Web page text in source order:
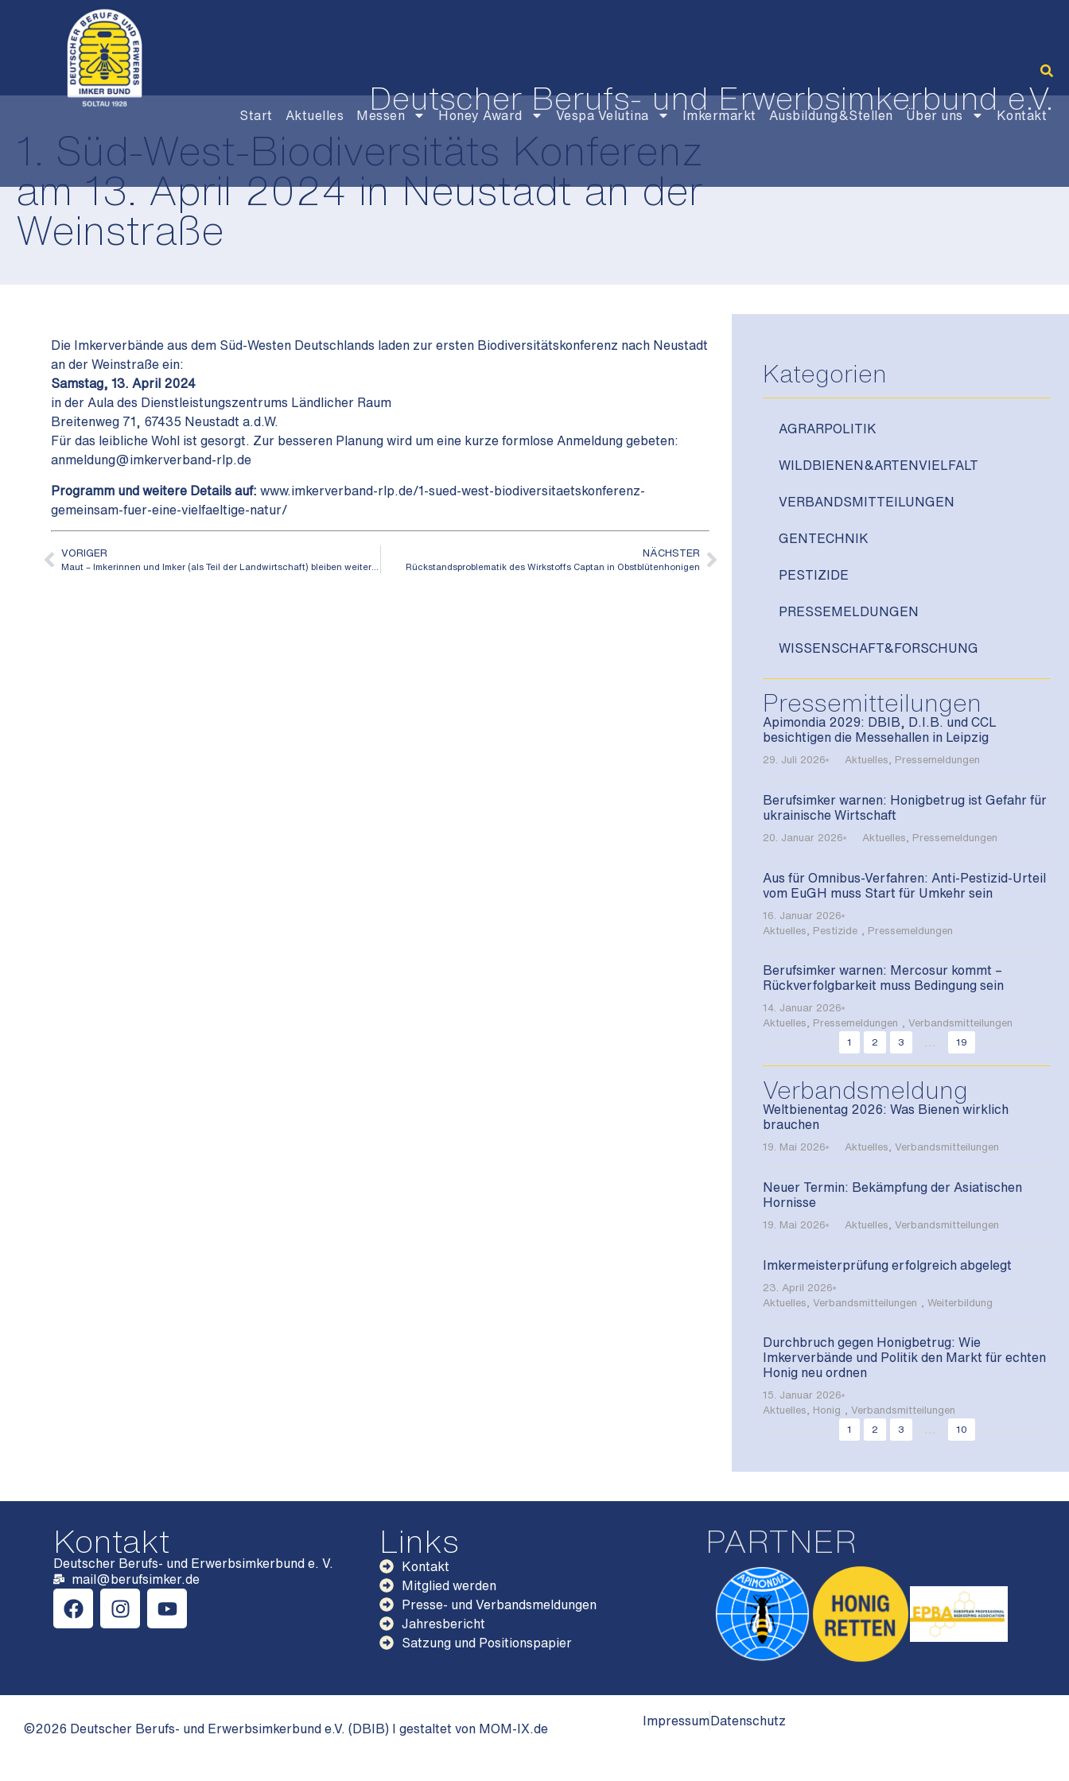
Deutscher Berufs- und Erwerbsimkerbund e.V.
Start Aktuelles Messen Honey Award Vespa Velutina Imkermarkt Ausbildung&Stellen Über uns Kontakt
1. Süd-West-Biodiversitäts Konferenz
am 13. April 2024 in Neustadt an der
Weinstraße
Die Imkerverbände aus dem Süd-Westen Deutschlands laden zur ersten Biodiversitätskonferenz nach Neustadt
an der Weinstraße ein:
Samstag, 13. April 2024
in der Aula des Dienstleistungszentrums Ländlicher Raum
Breitenweg 71, 67435 Neustadt a.d.W.
Für das leibliche Wohl ist gesorgt. Zur besseren Planung wird um eine kurze formlose Anmeldung gebeten:
anmeldung@imkerverband-rlp.de
Programm und weitere Details auf:www.imkerverband-rlp.de/1-sued-west-biodiversitaetskonferenz-
gemeinsam-fuer-eine-vielfaeltige-natur/
VORIGER
Maut – Imkerinnen und Imker (als Teil der Landwirtschaft) bleiben weiter befreit
NÄCHSTER
Rückstandsproblematik des Wirkstoffs Captan in Obstblütenhonigen
Kategorien
AGRARPOLITIK
WILDBIENEN&ARTENVIELFALT
VERBANDSMITTEILUNGEN
GENTECHNIK
PESTIZIDE
PRESSEMELDUNGEN
WISSENSCHAFT&FORSCHUNG
Pressemitteilungen
Apimondia 2029: DBIB, D.I.B. und CCL
besichtigen die Messehallen in Leipzig
29. Juli 2026 Aktuelles Pressemeldungen
Berufsimker warnen: Honigbetrug ist Gefahr für
ukrainische Wirtschaft
20. Januar 2026 Aktuelles Pressemeldungen
Aus für Omnibus-Verfahren: Anti-Pestizid-Urteil
vom EuGH muss Start für Umkehr sein
16. Januar 2026
Aktuelles
Pestizide Pressemeldungen
Berufsimker warnen: Mercosur kommt –
Rückverfolgbarkeit muss Bedingung sein
14. Januar 2026
Aktuelles
Pressemeldungen ,Verbandsmitteilungen
1
2 3 19
Verbandsmeldung
Weltbienentag 2026: Was Bienen wirklich
brauchen
19. Mai 2026 Aktuelles ,Verbandsmitteilungen
Neuer Termin: Bekämpfung der Asiatischen
Hornisse
19. Mai 2026 Aktuelles ,Verbandsmitteilungen
Imkermeisterprüfung erfolgreich abgelegt
23. April 2026
Aktuelles ,Verbandsmitteilungen ,Weiterbildung
Durchbruch gegen Honigbetrug: Wie
Imkerverbände und Politik den Markt für echten
Honig neu ordnen
15. Januar 2026
Aktuelles
Honig ,Verbandsmitteilungen
1
2 3 10
Kontakt
Deutscher Berufs- und Erwerbsimkerbund e. V.
mail@berufsimker.de
Links
Kontakt
Mitglied werden
Presse- und Verbandsmeldungen
Jahresbericht
Satzung und Positionspapier
PARTNER
©2026 Deutscher Berufs- und Erwerbsimkerbund e.V. (DBIB) I gestaltet von MOM-IX.de
Impressum Datenschutz